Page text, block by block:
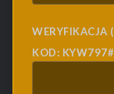
WERYFIKACJA
KOD: KYW797#